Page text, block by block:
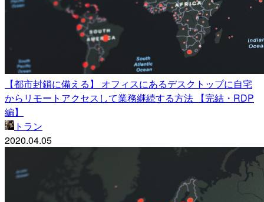
【都市封鎖に備える】 オフィスにあるデスクトップに自宅
からリモートアクセスして業務継続する方法 【完結・RDP
編】
トラン
2020.04.05